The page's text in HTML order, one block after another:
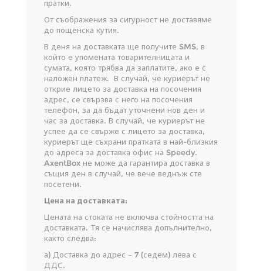
пратки.
От съображения за сигурност не доставяме
до пощенска кутия.
В деня на доставката ще получите SMS, в
който е упомената товарителницата и
сумата, която трябва да заплатите, ако е с
наложен платеж. В случай, че куриерът не
открие лицето за доставка на посочения
адрес, се свързва с него на посочения
телефон, за да бъдат уточнени нов ден и
час за доставка. В случай, че куриерът не
успее да се свърже с лицето за доставка,
куриерът ще съхрани пратката в най-близкия
до адреса за доставка офис на Speedy.
AxentBox не може да гарантира доставка в
същия ден в случай, че вече веднъж сте
посетени.
Цена на доставката:
Цената на стоката не включва стойността на
доставката. Тя се начислява допълнително,
както следва:
а) Доставка до адрес – 7 (седем) лева с
ДДС.